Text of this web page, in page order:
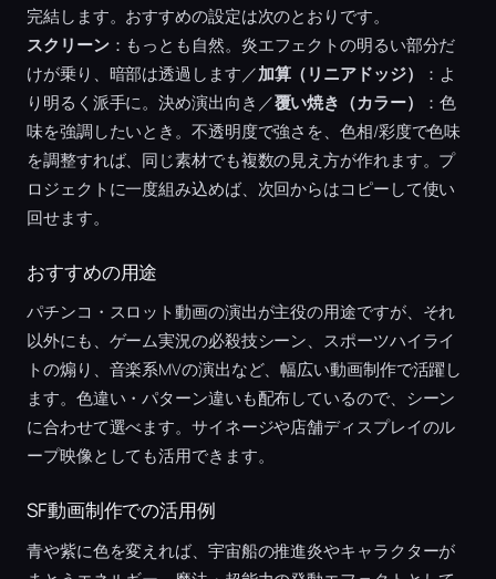
完結します。おすすめの設定は次のとおりです。
スクリーン：もっとも自然。炎エフェクトの明るい部分だ
けが乗り、暗部は透過します／加算（リニアドッジ）
：よ
り明るく派手に。決め演出向き／覆い焼き（カラー）
：色
味を強調したいとき。不透明度で強さを、色相/彩度で色味
を調整すれば、同じ素材でも複数の見え方が作れます。プ
ロジェクトに一度組み込めば、次回からはコピーして使い
回せます。
おすすめの用途
パチンコ・スロット動画の演出が主役の用途ですが、それ
以外にも、ゲーム実況の必殺技シーン、スポーツハイライ
トの煽り、音楽系MVの演出など、幅広い動画制作で活躍し
ます。色違い・パターン違いも配布しているので、シーン
に合わせて選べます。サイネージや店舗ディスプレイのル
ープ映像としても活用できます。
SF動画制作での活用例
青や紫に色を変えれば、宇宙船の推進炎やキャラクターが